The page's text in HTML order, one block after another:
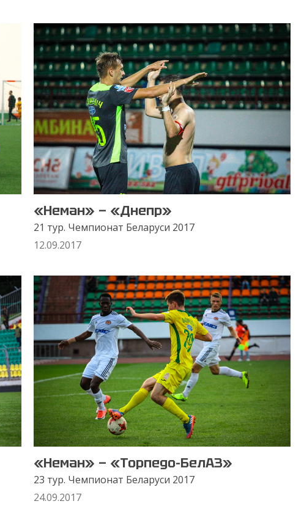
«Неман» — «Днепр»
21 тур. Чемпионат Беларуси 2017
12.09.2017
«Неман» — «Торпедо-БелАЗ»
23 тур. Чемпионат Беларуси 2017
24.09.2017